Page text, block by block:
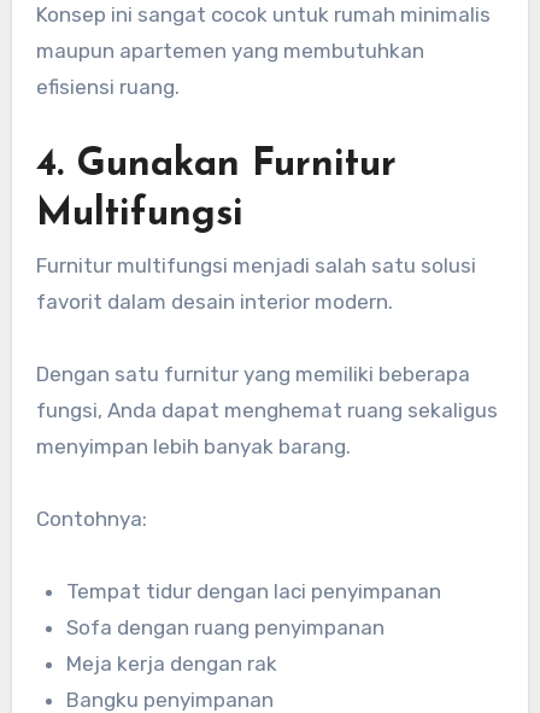
Konsep ini sangat cocok untuk rumah minimalis
maupun apartemen yang membutuhkan
efisiensi ruang.
4. Gunakan Furnitur
Multifungsi
Furnitur multifungsi menjadi salah satu solusi
favorit dalam desain interior modern.
Dengan satu furnitur yang memiliki beberapa
fungsi, Anda dapat menghemat ruang sekaligus
menyimpan lebih banyak barang.
Contohnya:
Tempat tidur dengan laci penyimpanan
Sofa dengan ruang penyimpanan
Meja kerja dengan rak
Bangku penyimpanan